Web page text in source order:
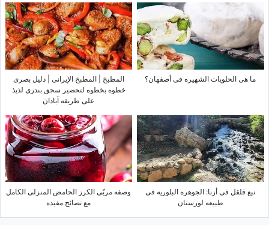
ما هی الحلویات الشهیره فی أصفهان؟
المطبخ | المطبخ الإیرانی | دلیل بصری
خطوه بخطوه لتحضیر سجق بندری لذیذ
على طریقه آبادان
نبع قلقل فی أزنا: الجوهره البلوریه فی
طبیعه لورستان
وصفه مربّى الکرز الحامض المنزلی الکامل
مع نصائح مفیده